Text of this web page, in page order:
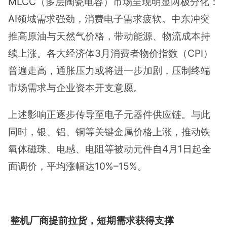
AI领域需求强劲，消费电子需求疲软。中东冲突
推高原油与天然气价格，带动能源、物流成本持
续上涨。各大经济体3月消费者物价指数（CPI）
普遍走高，通胀压力或将进一步加剧，压制终端
市场需求与企业资本开支意愿。
上述影响正逐步传导至电子元器件供应链。与此
同时，银、铝、铜等关键金属价格上涨，推动铁
氧体磁珠、电感、电阻等被动元件自4月1日起全
面调价，平均涨幅达10%–15%。
整机厂商提前拉货，短期需求获得支撑